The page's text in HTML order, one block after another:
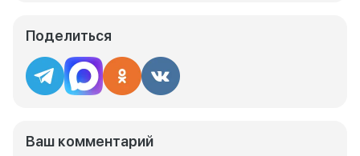
Поделиться
Ваш комментарий